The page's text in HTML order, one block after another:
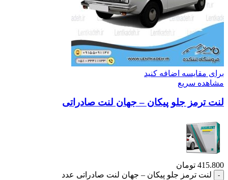
برای مقایسه اضافه کنید
مشاهده سریع
لنت ترمز جلو پیکان – جهان لنت صادراتی
415.800 تومان
لنت ترمز جلو پیکان – جهان لنت صادراتی عدد